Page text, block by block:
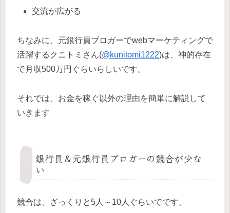
交流が広がる
ちなみに、元銀行員ブロガーでwebマーケティングで
活躍するクニトミさん(@kunitomi1222)は、神的存在
で月収500万円ぐらいらしいです。
それでは、お金を稼ぐ以外の理由を簡単に解説して
いきます
銀行員＆元銀行員ブロガーの競合が少な
い
競合は、ざっくりと5人～10人ぐらいでです。